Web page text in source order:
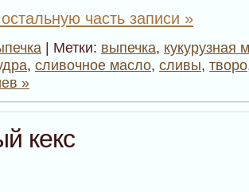
часть записи »
| Метки: выпечка, кукурузная
, сливочное масло, сливы, творо
»
кекс